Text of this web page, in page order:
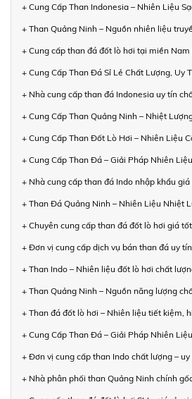
+ Cung Cấp Than Indonesia – Nhiên Liệu
+ Than Quảng Ninh – Nguồn nhiên liệu
+ Cung cấp than đá đốt lò hơi tại miền Nam
+ Cung Cấp Than Đá Sỉ Lẻ Chất Lượng, Uy
+ Nhà cung cấp than đá Indonesia uy tín
+ Cung Cấp Than Quảng Ninh – Nhiệt
+ Cung Cấp Than Đốt Lò Hơi – Nhiên Liệu
+ Cung Cấp Than Đá – Giải Pháp Nhiên
+ Nhà cung cấp than đá Indo nhập khẩu
+ Than Đá Quảng Ninh – Nhiên Liệu Nhiệt
+ Chuyên cung cấp than đá đốt lò hơi giá
+ Đơn vị cung cấp dịch vụ bán than đá uy
+ Than Indo – Nhiên liệu đốt lò hơi chất
+ Than Quảng Ninh – Nguồn năng lượng
+ Than đá đốt lò hơi – Nhiên liệu tiết kiệm,
+ Cung Cấp Than Đá – Giải Pháp Nhiên
+ Đơn vị cung cấp than Indo chất lượng –
+ Nhà phân phối than Quảng Ninh chính